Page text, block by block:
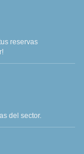
reservas
del sector.